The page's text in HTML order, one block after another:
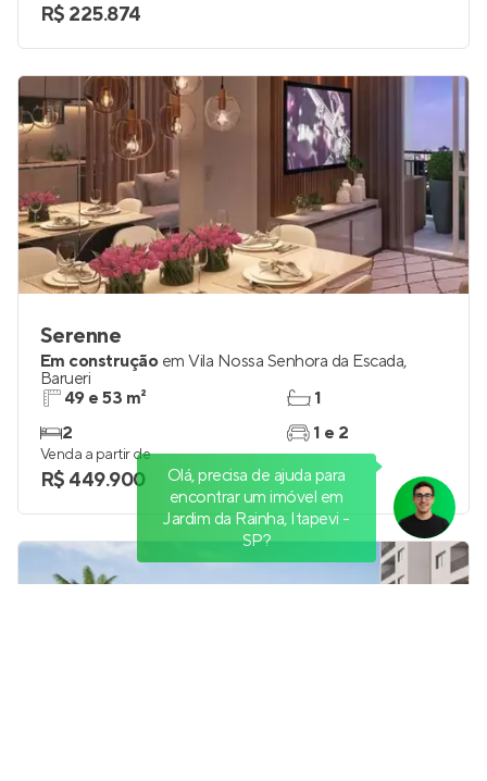
R$ 225.874
Serenne
Em construção em Vila Nossa Senhora da Escada,
Barueri
49 e 53 m²
2
1
1 e 2
Venda a partir de
R$ 449.900
Olá, precisa de ajuda para
encontrar um imóvel em
Jardim da Rainha, Itapevi -
SP?